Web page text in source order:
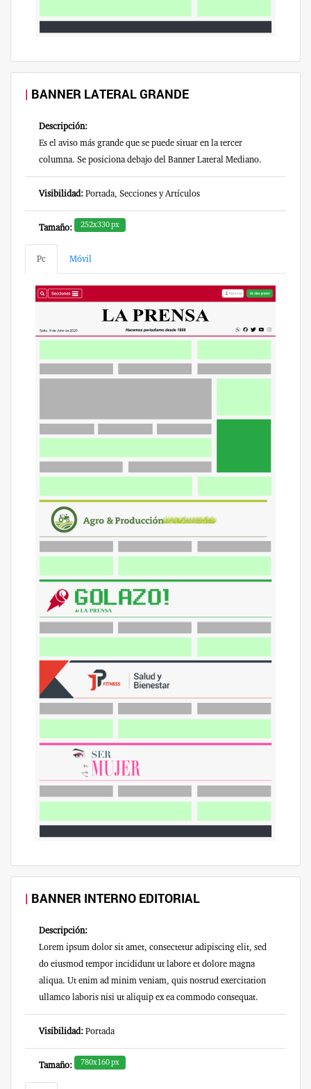
BANNER LATERAL GRANDE
Descripción:
Es el aviso más grande que se puede situar en la tercer
columna. Se posiciona debajo del Banner Lateral Mediano.
Visibilidad: Portada, Secciones y Artículos
Tamaño: 252x330 px
Pc Móvil
BANNER INTERNO EDITORIAL
Descripción:
Lorem ipsum dolor sit amet, consectetur adipiscing elit, sed
do eiusmod tempor incididunt ut labore et dolore magna
aliqua. Ut enim ad minim veniam, quis nostrud exercitation
ullamco laboris nisi ut aliquip ex ea commodo consequat.
Visibilidad: Portada
Tamaño: 780x160 px